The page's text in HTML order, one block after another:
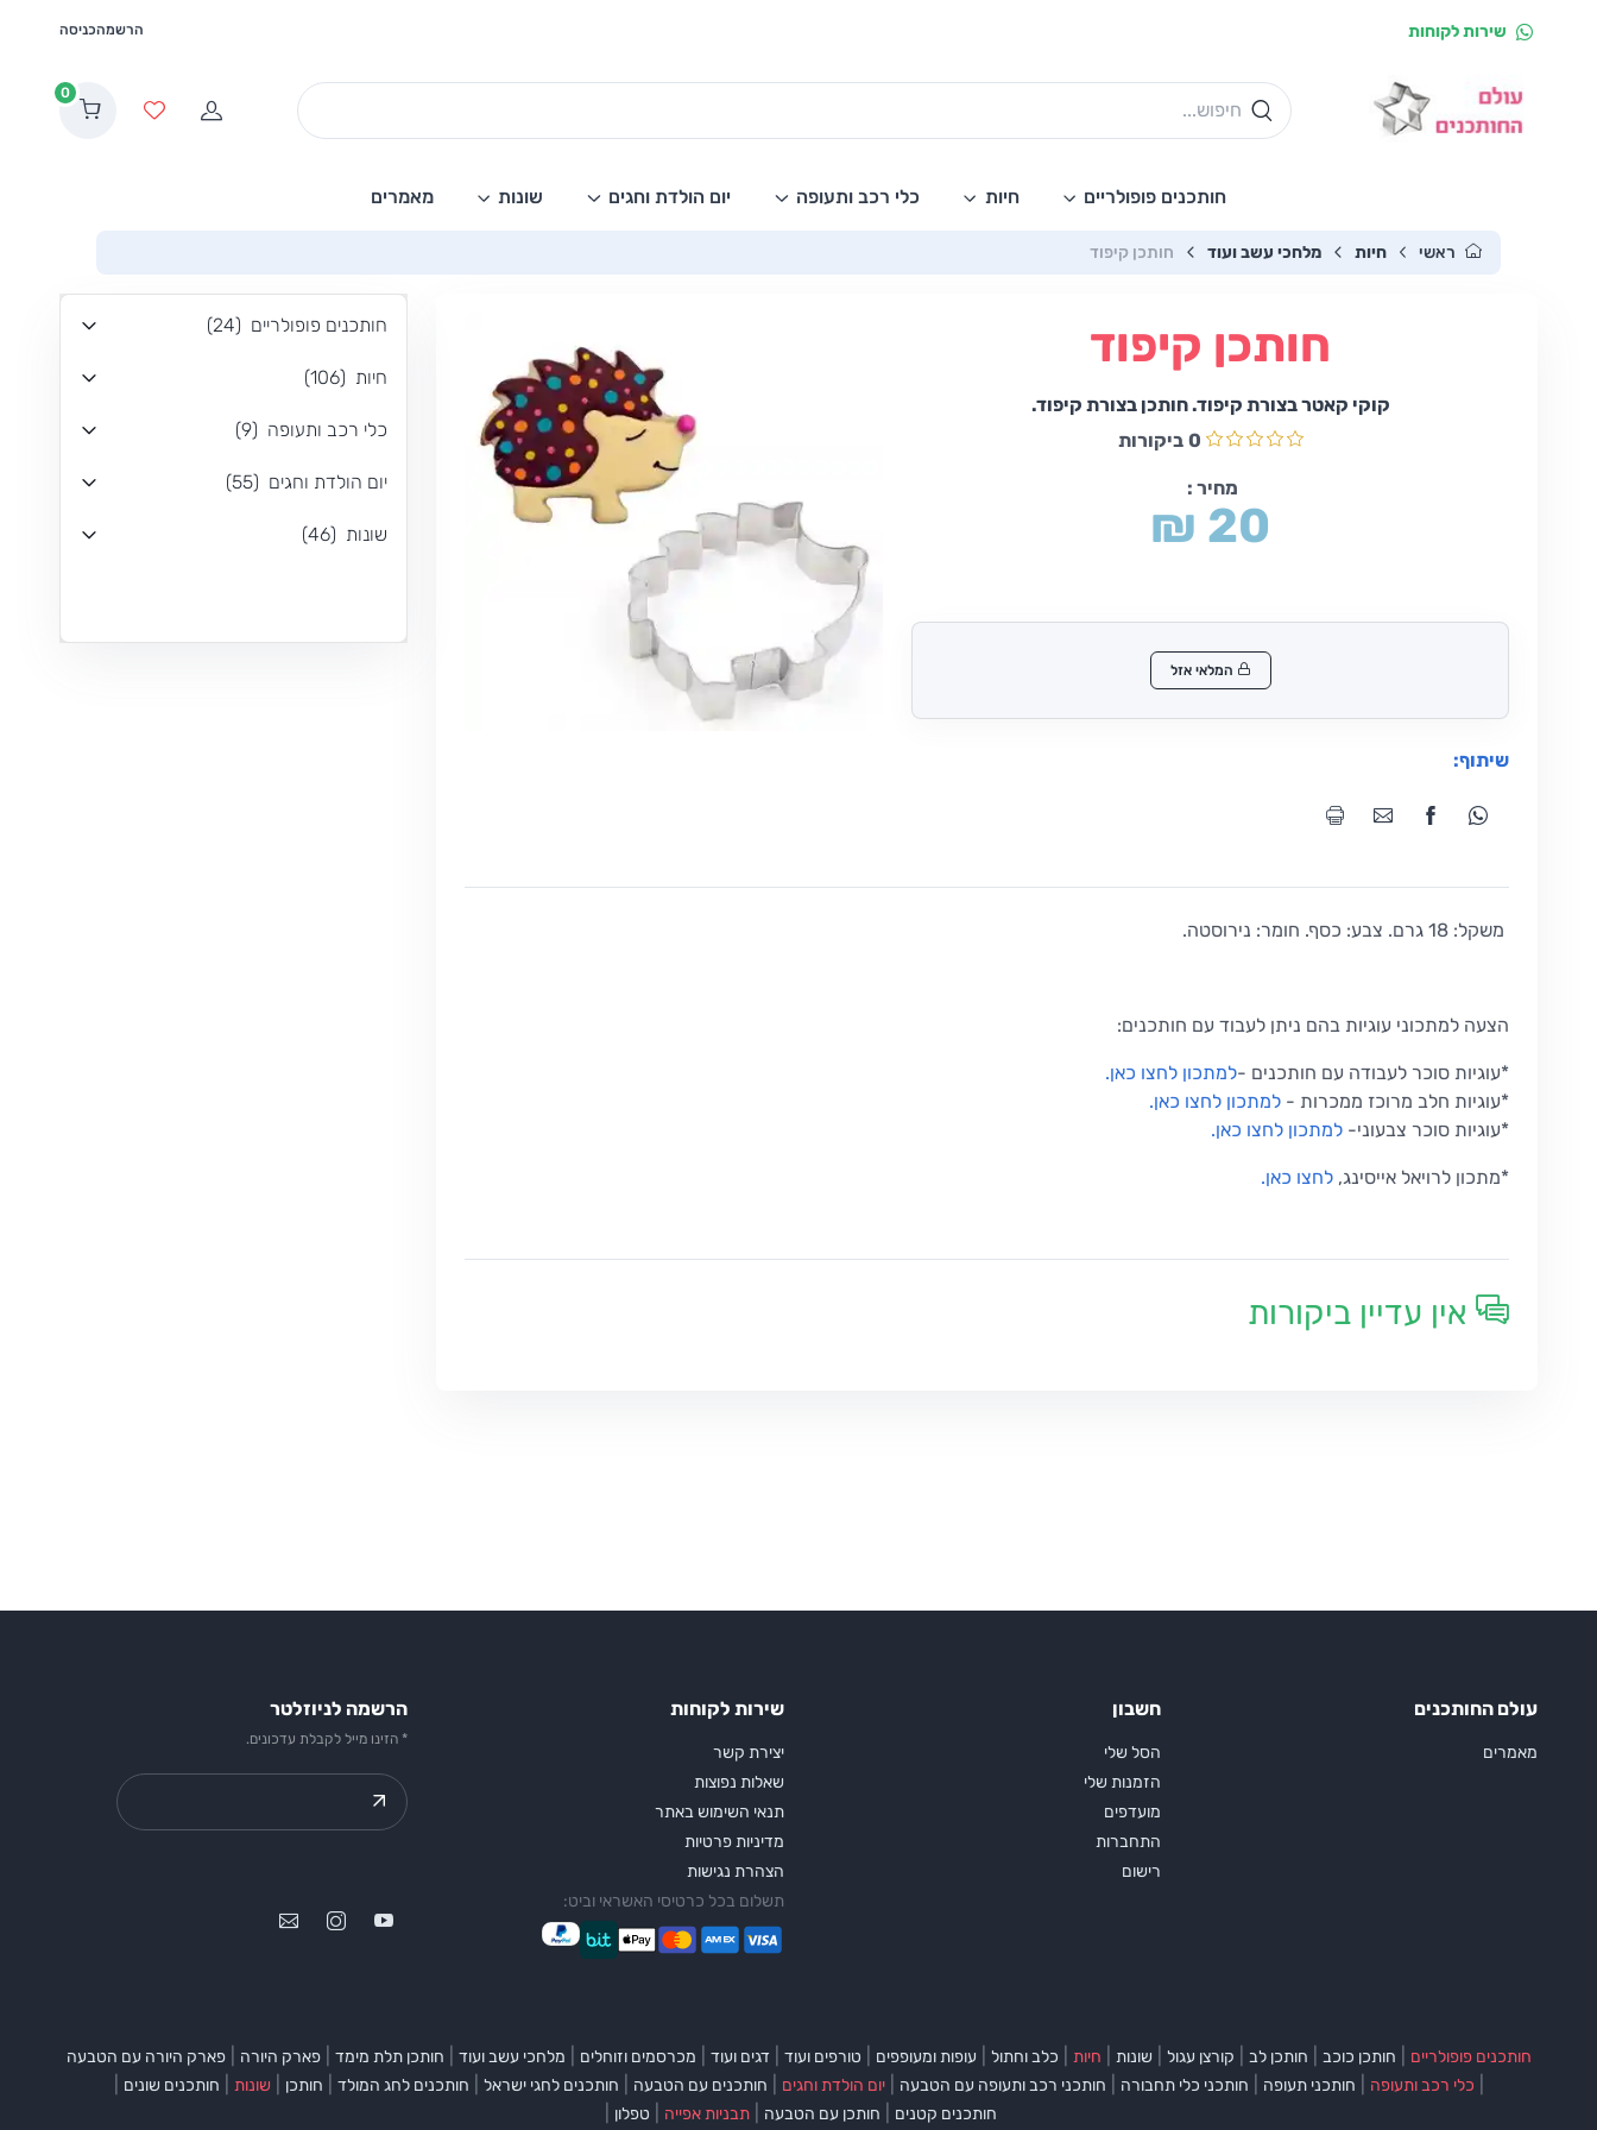
שירות לקוחות הרשמהכניסה
הרשמהמועדפים
0
חותכנים פופולריים חיות כלי רכב ותעופה יום הולדת וחגים שונות מאמרים
ראשי חיות מלחכי עשב ועוד חותכן קיפוד
חותכן קיפוד
קוקי קאטר בצורת קיפוד. חותכן בצורת קיפוד.
0 ביקורות
מחיר :
₪ 20
המלאי אזל
שיתוף:
משקל: 18 גרם. צבע: כסף. חומר: נירוסטה.
הצעה למתכוני עוגיות בהם ניתן לעבוד עם חותכנים:
*עוגיות סוכר לעבודה עם חותכנים -למתכון לחצו כאן.
*עוגיות חלב מרוכז ממכרות - למתכון לחצו כאן.
*עוגיות סוכר צבעוני- למתכון לחצו כאן.
*מתכון לרויאל אייסינג, לחצו כאן.
אין עדיין ביקורות
חותכנים פופולריים (
24
)
חיות (
106
)
כלי רכב ותעופה (
9
)
יום הולדת וחגים (
55
)
שונות (
46
)
עולם החותכנים
מאמרים
חשבון
הסל שלי
הזמנות שלי
מועדפים
התחברות
רישום
שירות לקוחות
יצירת קשר
שאלות נפוצות
תנאי השימוש באתר
מדיניות פרטיות
הצהרת נגישות
תשלום בכל כרטיסי האשראי וביט:
הרשמה לניוזלטר
* הזינו מייל לקבלת עדכונים.
חותכנים פופולריים חותכן כוכב חותכן לב קורצן עגול שונות חיות כלב וחתול עופות ומעופפים טורפים ועוד דגים ועוד מכרסמים וזוחלים מלחכי עשב ועוד חותכן תלת מימד פארק היורה פארק היורה עם הטבעה
כלי רכב ותעופה חותכני תעופה חותכני כלי תחבורה חותכני רכב ותעופה עם הטבעה יום הולדת וחגים חותכנים עם הטבעה חותכנים לחגי ישראל חותכנים לחג המולד חותכן שונות חותכנים שונים
חותכנים קטנים חותכן עם הטבעה תבניות אפייה טפלון